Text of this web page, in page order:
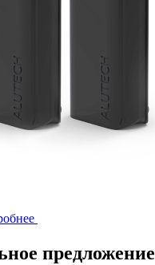
предложение